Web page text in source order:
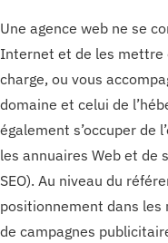
Une agence web ne se
Internet et de les mettre
charge, ou vous
domaine et celui de
également s’occuper de
les annuaires Web et de
SEO). Au niveau du
positionnement dans les
de campagnes